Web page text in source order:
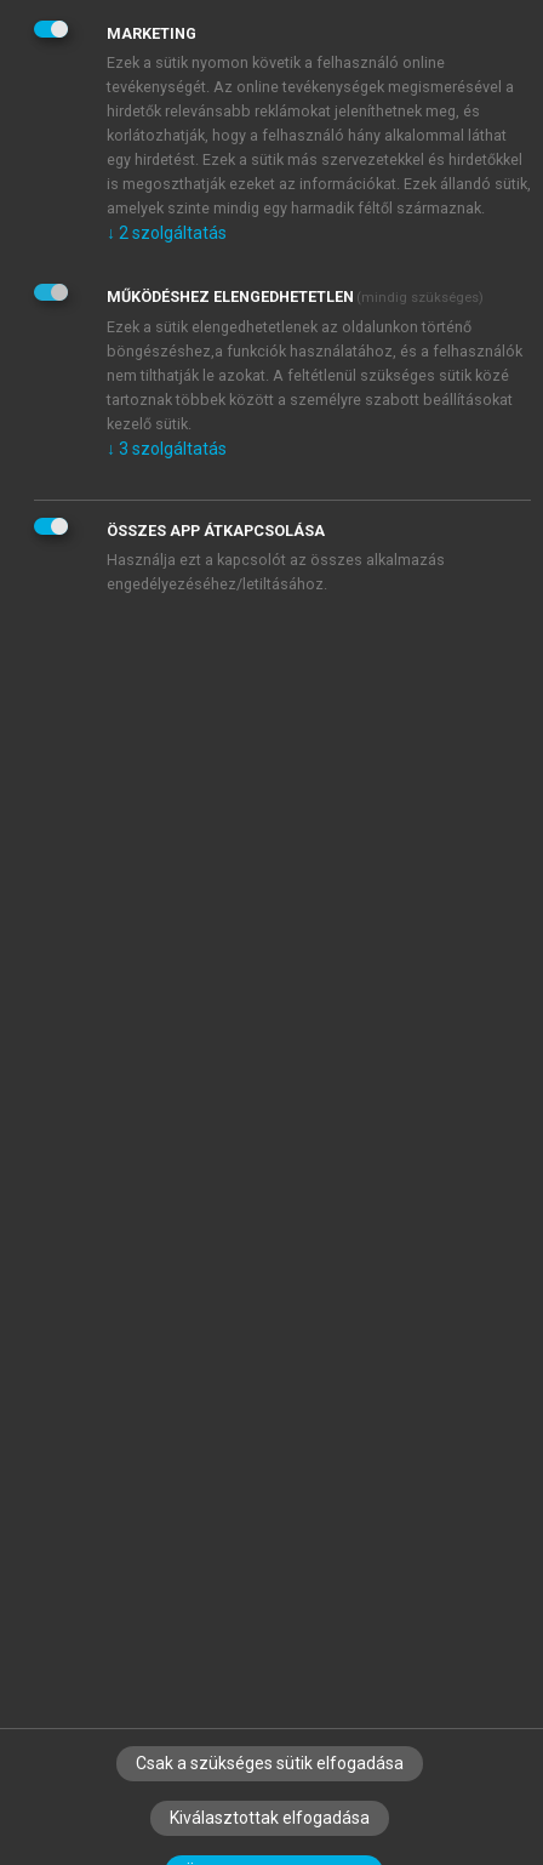
JELSZÓ
JELSZÓ ÚJRA
Kérek értesítést a MeRSZ újdonságairól, akcióiról.
Kérek értesítést az Akadémiai Kiadó Zrt. újdonságairól,
Adatkezelési tájékoztatóbanfoglaltakat tudomásul
veszem és elfogadom.
Általános vásárlási feltételeket, valamint a szotar.netés a
mersz.huoldalak licencszerződéseiben foglaltakat
tudomásul veszem és elfogadom.
KIPRÓBÁLOM
SZERZŐKNEK CÉGEKNEK KÖNYVTÁROSOKNAK
SZERKESZTÉSI ÉS LEKTORÁLÁSI ALAPELVEK
MARKETING
Ezek a sütik nyomon követik a felhasználó online
tevékenységét. Az online tevékenységek megismerésével a
hirdetők relevánsabb reklámokat jeleníthetnek meg, és
korlátozhatják, hogy a felhasználó hány alkalommal láthat
egy hirdetést. Ezek a sütik más szervezetekkel és hirdetőkkel
is megoszthatják ezeket az információkat. Ezek állandó sütik,
amelyek szinte mindig egy harmadik féltől származnak.
↓ 2 szolgáltatás
MŰKÖDÉSHEZ ELENGEDHETETLEN (mindig szükséges)
Ezek a sütik elengedhetetlenek az oldalunkon történő
böngészéshez,a funkciók használatához, és a felhasználók
nem tilthatják le azokat. A feltétlenül szükséges sütik közé
tartoznak többek között a személyre szabott beállításokat
kezelő sütik.
↓ 3 szolgáltatás
ÖSSZES APP ÁTKAPCSOLÁSA
Használja ezt a kapcsolót az összes alkalmazás
engedélyezéséhez/letiltásához.
Csak a szükséges sütik elfogadása
Kiválasztottak elfogadása